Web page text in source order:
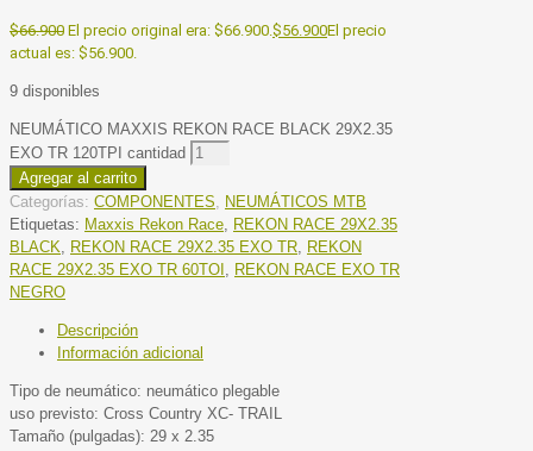
$66.900 El precio original era: $66.900.$56.900El precio
actual es: $56.900.
9 disponibles
NEUMÁTICO MAXXIS REKON RACE BLACK 29X2.35
EXO TR 120TPI cantidad
Agregar al carrito
Categorías: COMPONENTES, NEUMÁTICOS MTB
Etiquetas: Maxxis Rekon Race, REKON RACE 29X2.35
BLACK, REKON RACE 29X2.35 EXO TR, REKON
RACE 29X2.35 EXO TR 60TOI , REKON RACE EXO TR
NEGRO
Descripción
Información adicional
Tipo de neumático: neumático plegable
uso previsto: Cross Country XC- TRAIL
Tamaño (pulgadas): 29 x 2.35